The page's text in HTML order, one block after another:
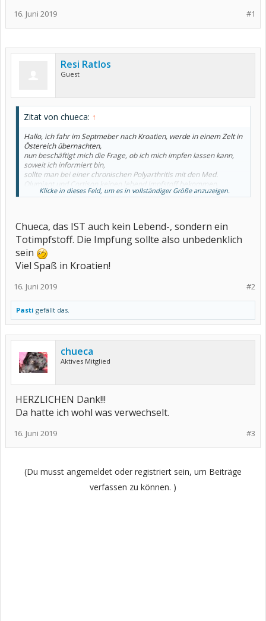
#1
16. Juni 2019
Resi Ratlos
Guest
Zitat von chueca: ↑
Hallo, ich fahr im Septmeber nach Kroatien, werde in einem Zelt in
Östereich übernachten,
nun beschäftigt mich die Frage, ob ich mich impfen lassen kann,
soweit ich informiert bin,
sollte man bei einer chronischen Polyarthritis mit den Med.
Olumiant und Cortison keinen lebend Impfstoff bekommen.
Vielleicht weiß jemand mehr darüber.
Klicke in dieses Feld, um es in vollständiger Größe anzuzeigen.
Chueca, das IST auch kein Lebend-, sondern ein
Totimpfstoff. Die Impfung sollte also unbedenklich
sein
Viel Spaß in Kroatien!
#2
16. Juni 2019
Pasti gefällt das.
chueca
Aktives Mitglied
HERZLICHEN Dank!!!
Da hatte ich wohl was verwechselt.
#3
16. Juni 2019
(Du musst angemeldet oder registriert sein, um Beiträge
verfassen zu können. )